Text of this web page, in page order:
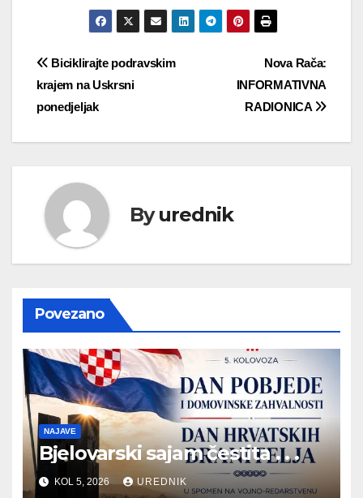
Navigacija
objava
Nova Rača:
INFORMATIVNA
RADIONICA
Biciklirajte podravskim
krajem na Uskrsni
ponedjeljak
Byurednik
Povezano
NAJAVE
Bjelovarski sajam čestita . . .
KOL 5, 2026 UREDNIK